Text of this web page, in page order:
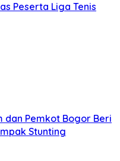
Peserta Liga Tenis
dan Pemkot Bogor Beri
Stunting